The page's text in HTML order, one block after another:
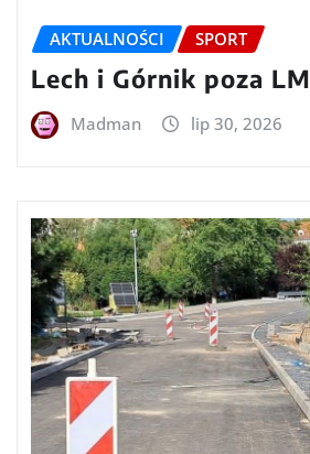
AKTUALNOŚCI SPORT
Lech i Górnik poza LM
Madman lip 30, 2026